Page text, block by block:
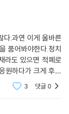
다.과연 이게 올바른
품어봐야한다.정치
라도 있으면 적폐로
원하다가 크게 후회
필요가 있고 그러
3 댓글0